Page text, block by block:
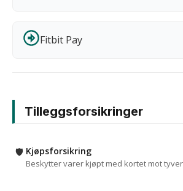
Fitbit Pay
Tilleggsforsikringer
🛡️ Kjøpsforsikring
Beskytter varer kjøpt med kortet mot